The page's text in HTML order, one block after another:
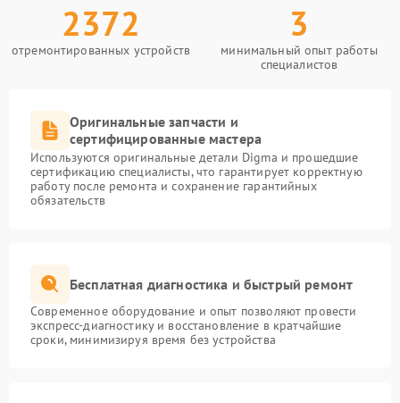
2372
отремонтированных устройств
3
минимальный опыт работы
специалистов
Оригинальные запчасти и
сертифицированные мастера
Используются оригинальные детали Digma и прошедшие
сертификацию специалисты, что гарантирует корректную
работу после ремонта и сохранение гарантийных
обязательств
Бесплатная диагностика и быстрый ремонт
Современное оборудование и опыт позволяют провести
экспресс-диагностику и восстановление в кратчайшие
сроки, минимизируя время без устройства